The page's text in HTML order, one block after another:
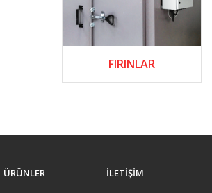
FIRINLAR
ÜRÜNLER İLETIŞIM